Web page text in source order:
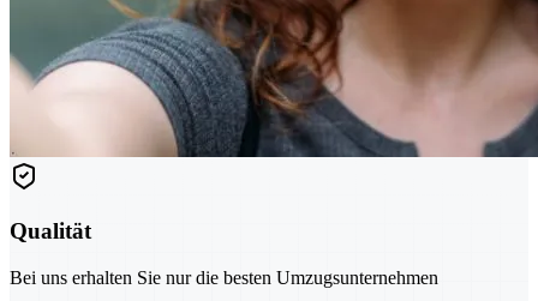
Qualität
Bei uns erhalten Sie nur die besten Umzugsunternehmen